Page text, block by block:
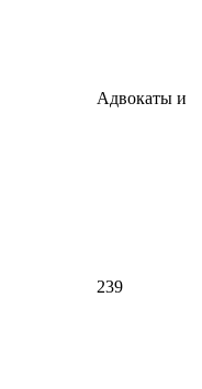
Адвокаты и
239